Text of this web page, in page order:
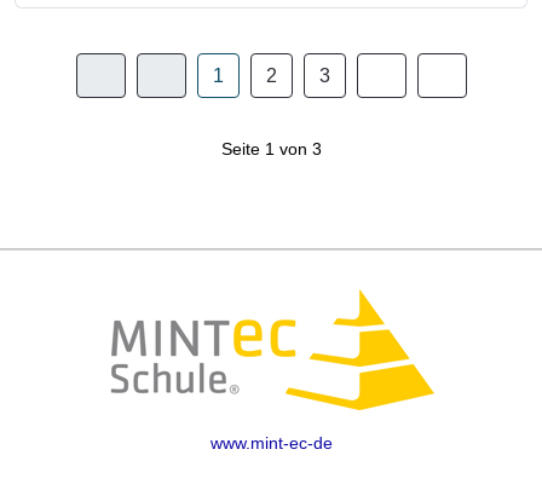
1 2 3
Seite 1 von 3
www.mint-ec-de